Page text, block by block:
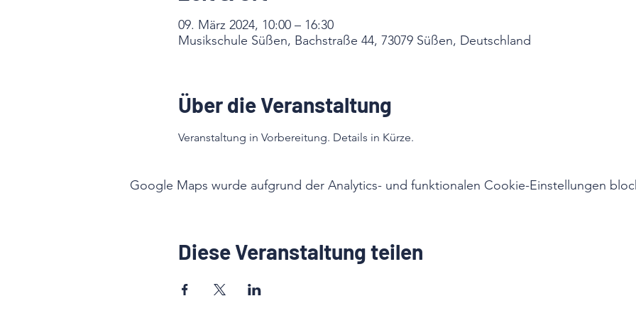
09. März 2024, 10:00 – 16:30
Musikschule Süßen, Bachstraße 44, 73079 Süßen, Deutschland
Über die Veranstaltung
Veranstaltung in Vorbereitung. Details in Kürze.
Google Maps wurde aufgrund der Analytics- und funktionalen Cookie-Einstellungen
Diese Veranstaltung teilen